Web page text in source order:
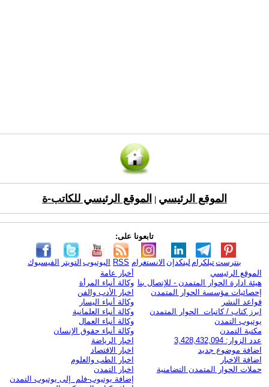
الموقع الرئيسي الموقع الرئيسي للكاتب-ة
تابعونا على:
الفيسبوك التويتر اليوتيوب RSS الانستغرام لينكدإن تيلكرامبنترست
الموقع الرئيسي
هيئة ادارة الحوار المتمدن - للإتصال بنا
إحصائيات مؤسسة الحوار المتمدن
قواعد النشر
ابرز كتاب / كاتبات الحوار المتمدن
يوتيوب التمدن
مكتبة التمدن
عدد الزوار: 3,428,432,094
اضافة موضوع جديد
اضافة الاخبار
حملات الحوار المتمدن التضامنية
أخبار عامة
وكالة أنباء المرأة
اخبار الأدب والفن
وكالة أنباء اليسار
وكالة أنباء العلمانية
وكالة أنباء العمال
وكالة أنباء حقوق الإنسان
اخبار الرياضة
اخبار الاقتصاد
اخبار الطب والعلوم
اخبار التمدن
إضافة يوتيوب-فلم إلى يوتيوب التمدن